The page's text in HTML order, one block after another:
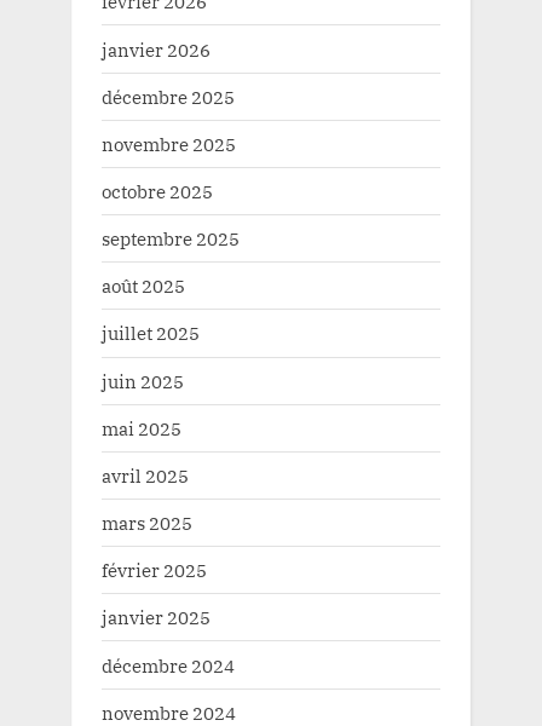
janvier 2026
décembre 2025
novembre 2025
octobre 2025
septembre 2025
août 2025
juillet 2025
juin 2025
mai 2025
avril 2025
mars 2025
février 2025
janvier 2025
décembre 2024
novembre 2024